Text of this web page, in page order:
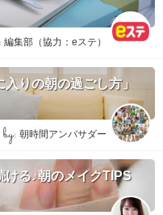
編集部（協力：eステ）
りの朝の過ごし方」
by: 朝時間アンバサダー
ける♪朝のメイクTIPS